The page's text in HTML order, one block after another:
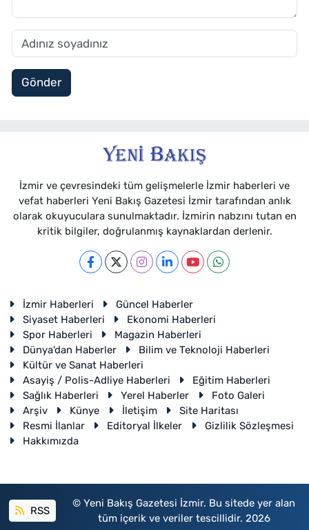
Gönder
İzmir ve çevresindeki tüm gelişmelerle İzmir haberleri ve
vefat haberleri Yeni Bakış Gazetesi İzmir tarafından anlık
olarak okuyuculara sunulmaktadır. İzmirin nabzını tutan en
kritik bilgiler, doğrulanmış kaynaklardan derlenir.
İzmir Haberleri
Güncel Haberler
Siyaset Haberleri
Ekonomi Haberleri
Spor Haberleri
Magazin Haberleri
Dünya'dan Haberler
Bilim ve Teknoloji Haberleri
Kültür ve Sanat Haberleri
Asayiş / Polis-Adliye Haberleri
Eğitim Haberleri
Sağlık Haberleri
Yerel Haberler
Foto Galeri
Arşiv
Künye İletişim
Site Haritası
Resmi İlanlar
Editoryal İlkeler
Gizlilik Sözleşmesi
Hakkımızda
RSS
© Yeni Bakış Gazetesi İzmir. Bu sitede yer alan
tüm içerik ve veriler tescillidir. 2026